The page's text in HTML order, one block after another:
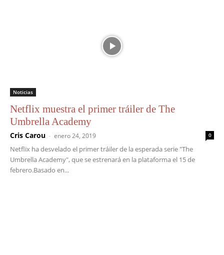
Noticias
Netflix muestra el primer tráiler de The
Umbrella Academy
Cris Carou - enero 24, 2019 0
Netflix ha desvelado el primer tráiler de la esperada serie "The
Umbrella Academy", que se estrenará en la plataforma el 15 de
febrero.Basado en...